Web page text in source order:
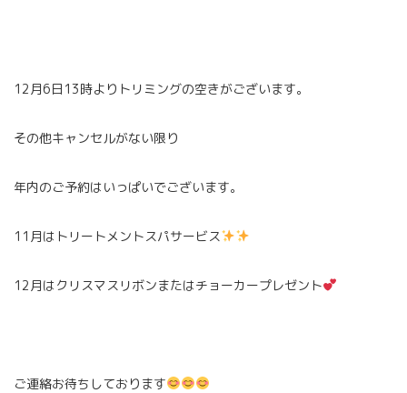
12月6日13時よりトリミングの空きがございます。
その他キャンセルがない限り
年内のご予約はいっぱいでございます。
11月はトリートメントスパサービス
12月はクリスマスリボンまたはチョーカープレゼント
ご連絡お待ちしております